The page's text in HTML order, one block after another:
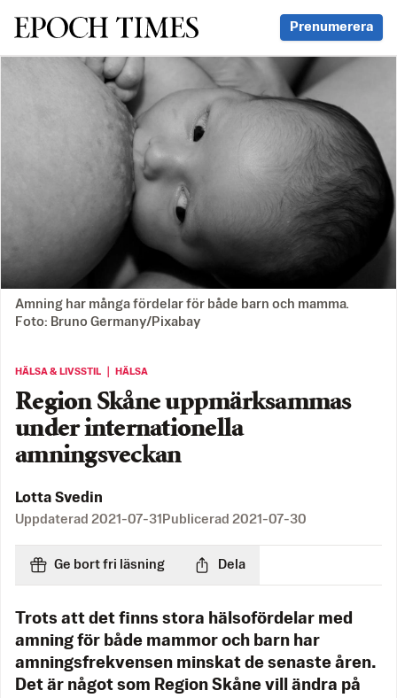
Svenska Epoch Times Prenumerera
Amning har många fördelar för både barn och mamma.
Foto: Bruno Germany/Pixabay
HÄLSA & LIVSSTIL ｜ HÄLSA
Region Skåne uppmärksammas
under internationella
amningsveckan
Lotta Svedin
Uppdaterad 2021-07-31 Publicerad 2021-07-30
Ge bort fri läsning Dela
Trots att det finns stora hälsofördelar med
amning för både mammor och barn har
amningsfrekvensen minskat de senaste åren.
Det är något som Region Skåne vill ändra på